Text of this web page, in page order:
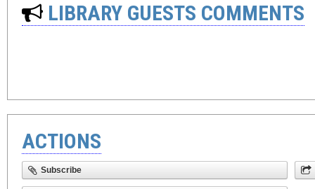
LIBRARY GUESTS COMMENTS
ACTIONS
Subscribe